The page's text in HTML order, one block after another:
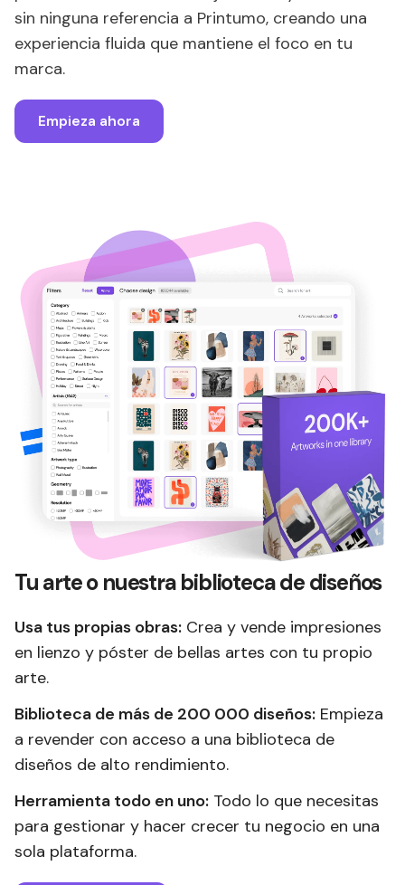
sin ninguna referencia a Printumo, creando una
experiencia fluida que mantiene el foco en tu
marca.
Empieza ahora
Tu arte o nuestra biblioteca de diseños
Usa tus propias obras: Crea y vende impresiones
en lienzo y póster de bellas artes con tu propio
arte.
Biblioteca de más de 200 000 diseños: Empieza
a revender con acceso a una biblioteca de
diseños de alto rendimiento.
Herramienta todo en uno: Todo lo que necesitas
para gestionar y hacer crecer tu negocio en una
sola plataforma.